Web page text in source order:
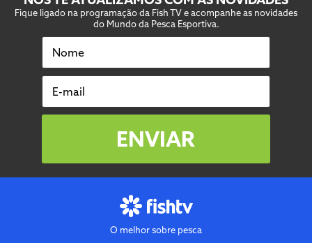
Fique ligado na programação da Fish TV e acompanhe as novidades
do Mundo da Pesca Esportiva.
Nome
E-mail
ENVIAR
O melhor sobre pesca